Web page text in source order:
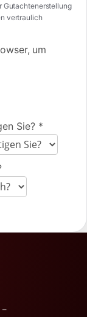
Gutachtenerstellung
vertraulich
um
Sie? *
–